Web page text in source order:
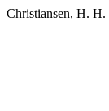
Christiansen, H. H.